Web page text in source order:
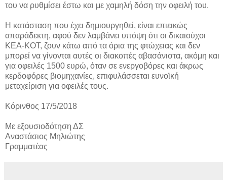
του να ρυθμίσει έστω και με χαμηλή δόση την οφειλή του.
Η κατάσταση που έχει δημιουργηθεί, είναι επιεικώς
απαράδεκτη, αφού δεν λαμβάνει υπόψη ότι οι δικαιούχοι
ΚΕΑ-ΚΟΤ, ζουν κάτω από τα όρια της φτώχειας και δεν
μπορεί να γίνονται αυτές οι διακοπές αβασάνιστα, ακόμη και
για οφειλές 1500 ευρώ, όταν σε ενεργοβόρες και άκρως
κερδοφόρες βιομηχανίες, επιφυλάσσεται ευνοϊκή
μεταχείριση για οφειλές τους.
Κόρινθος 17/5/2018
Με εξουσιοδότηση ΔΣ
Αναστάσιος Μηλιώτης
Γραμματέας